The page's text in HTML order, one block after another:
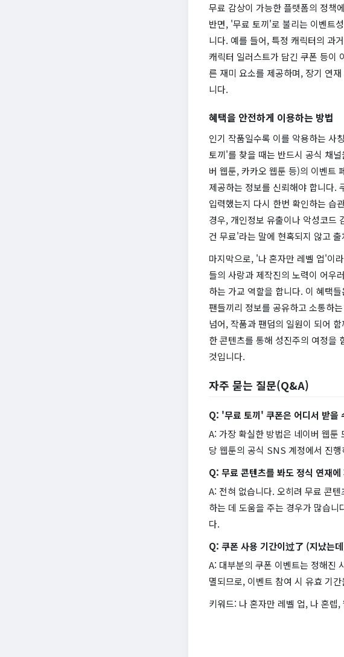
무료 감상이 가능한 플랫폼의 정책
반면, '무료 토끼'로 불리는 이벤트
니다. 예를 들어, 특정 캐릭터의 과
캐릭터 일러스트가 담긴 쿠폰 등이
른 재미 요소를 제공하며, 장기 연
니다.
혜택을 안전하게 이용하는 방법
인기 작품일수록 이를 악용하는 사
토끼'를 찾을 때는 반드시 공식 채
버 웹툰, 카카오 웹툰 등)의 이벤트
제공하는 정보를 신뢰해야 합니다.
입력했는지 다시 한번 확인하는 습
경우, 개인정보 유출이나 악성코드
건 무료'라는 말에 현혹되지 않고
마지막으로, '나 혼자만 레벨 업'이
들의 사랑과 제작진의 노력이 어우
하는 가교 역할을 합니다. 이 혜택
팬들끼리 정보를 공유하고 소통하
넘어, 작품과 팬덤의 일원이 되어
한 콘텐츠를 통해 성진주의 여정을
것입니다.
자주 묻는 질문(Q&A)
Q: '무료 토끼' 쿠폰은 어디서 받을
A: 가장 확실한 방법은 네이버 웹
당 웹툰의 공식 SNS 계정에서 진
Q: 무료 콘텐츠를 봐도 정식 연재에
A: 전혀 없습니다. 오히려 무료 콘
하는 데 도움을 주는 경우가 많습
다.
Q: 쿠폰 사용 기간이过了 (지났는
A: 대부분의 쿠폰 이벤트는 정해진
멸되므로, 이벤트 참여 시 유효 기
키워드: 나 혼자만 레벨 업, 나 혼렙